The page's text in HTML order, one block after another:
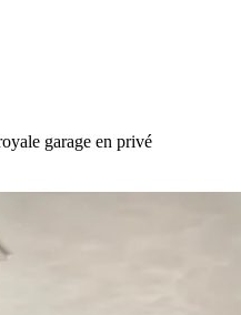
garage en privé